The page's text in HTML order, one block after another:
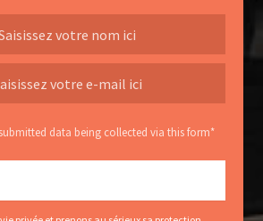
data being collected via this form*